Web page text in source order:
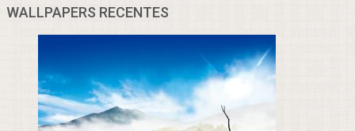
WALLPAPERS RECENTES